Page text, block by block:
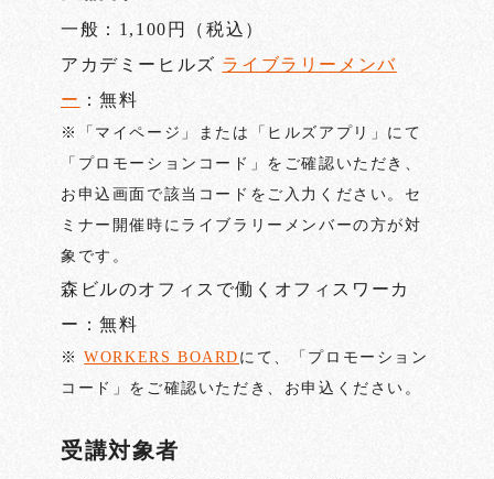
一般：1,100円（税込）
アカデミーヒルズ ライブラリーメンバ
ー ：無料
※「マイページ」または「ヒルズアプリ」にて
「プロモーションコード」をご確認いただき、
お申込画面で該当コードをご入力ください。セ
ミナー開催時にライブラリーメンバーの方が対
象です。
森ビルのオフィスで働くオフィスワーカ
ー：無料
※WORKERS BOARD にて、「プロモーション
コード」をご確認いただき、お申込ください。
受講対象者